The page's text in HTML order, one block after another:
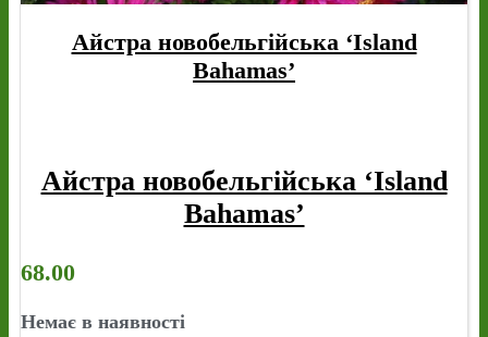
Айстра новобельгійська ‘Island
Bahamas’
Айстра новобельгійська ‘Island
Bahamas’
68.00
Немає в наявності